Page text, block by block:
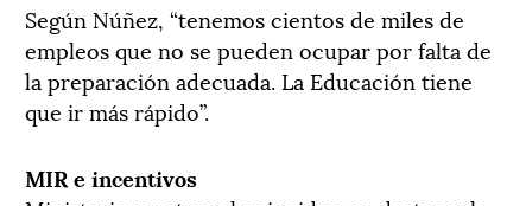
Según Núñez, “tenemos cientos de miles de
empleos que no se pueden ocupar por falta de
la preparación adecuada. La Educación tiene
que ir más rápido”.
MIR e incentivos